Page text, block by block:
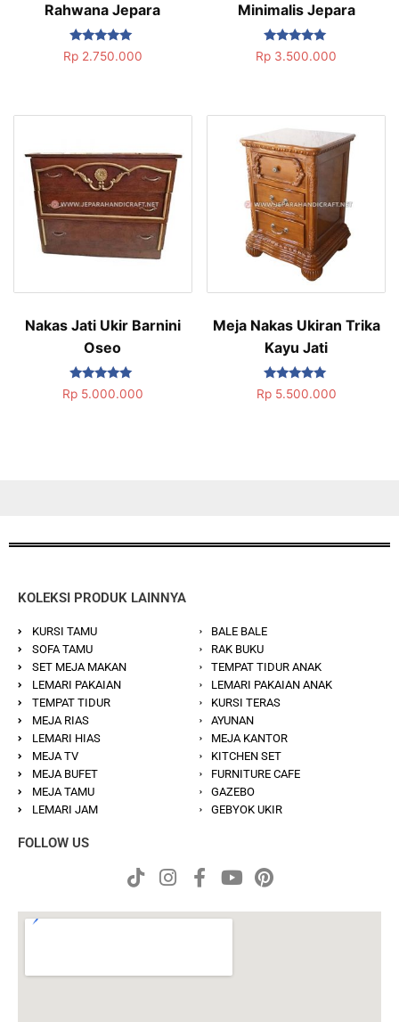
Rahwana Jepara
Dinilai
5.00
Rp2.750.000
Minimalis Jepara
Dinilai
5.00
Rp 3.500.000
Nakas Jati Ukir Barnini
Oseo
Dinilai
5.00
Rp5.000.000
Meja Nakas Ukiran Trika
Kayu Jati
Dinilai
5.00
Rp5.500.000
KOLEKSI PRODUK LAINNYA
KURSI TAMU
SOFA TAMU
SET MEJA MAKAN
LEMARI PAKAIAN
TEMPAT TIDUR
MEJA RIAS
LEMARI HIAS
MEJA TV
MEJA BUFET
MEJA TAMU
LEMARI JAM
BALE BALE
RAK BUKU
TEMPAT TIDUR ANAK
LEMARI PAKAIAN ANAK
KURSI TERAS
AYUNAN
MEJA KANTOR
KITCHEN SET
FURNITURE CAFE
GAZEBO
GEBYOK UKIR
FOLLOW US